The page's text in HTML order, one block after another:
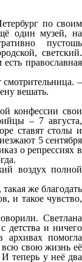
по своим
один музей, на
пустошь
светский.
православная
смотрительница. –
вешать.
конфессии свои
– 7 августа,
ставят столы и
5 сентября
о репрессиях в
воздух полной
же благодать
и такое чувство,
Светлана
детства и ничего
архивах помогла
всю свою жизнь её
теперь у неё два